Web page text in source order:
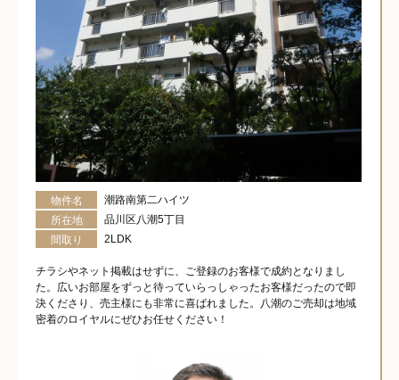
物件名
潮路南第二ハイツ
所在地
品川区八潮5丁目
間取り
2LDK
チラシやネット掲載はせずに、ご登録のお客様で成約となりまし
た。広いお部屋をずっと待っていらっしゃったお客様だったので即
決くださり、売主様にも非常に喜ばれました。八潮のご売却は地域
密着のロイヤルにぜひお任せください！